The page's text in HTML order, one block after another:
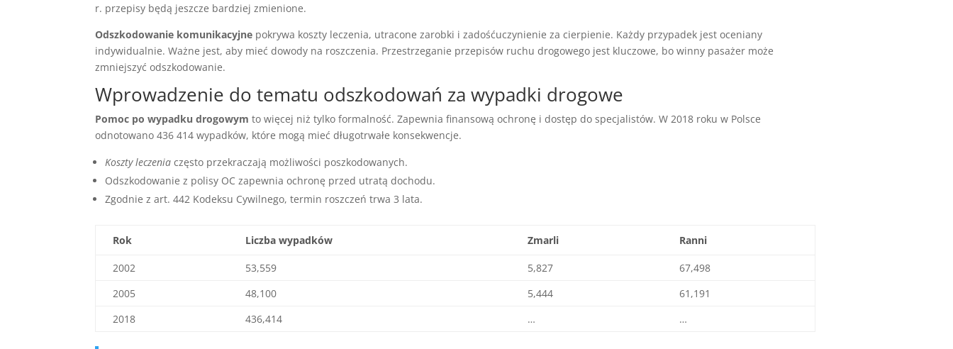
r. przepisy będą jeszcze bardziej zmienione.
Odszkodowanie komunikacyjne pokrywa koszty leczenia, utracone zarobki i zadośćuczynienie za cierpienie. Każdy przypadek jest oceniany
indywidualnie. Ważne jest, aby mieć dowody na roszczenia. Przestrzeganie przepisów ruchu drogowego jest kluczowe, bo winny pasażer może
zmniejszyć odszkodowanie.
Wprowadzenie do tematu odszkodowań za wypadki drogowe
Pomoc po wypadku drogowym to więcej niż tylko formalność. Zapewnia finansową ochronę i dostęp do specjalistów. W 2018 roku w Polsce
odnotowano 436 414 wypadków, które mogą mieć długotrwałe konsekwencje.
Koszty leczenia często przekraczają możliwości poszkodowanych.
Odszkodowanie z polisy OC zapewnia ochronę przed utratą dochodu.
Zgodnie z art. 442 Kodeksu Cywilnego, termin roszczeń trwa 3 lata.
Rok Liczba wypadków Zmarli Ranni
2002 53,559 5,827
67,498
2005
48,100 5,444
61,191
2018
436,414 … …